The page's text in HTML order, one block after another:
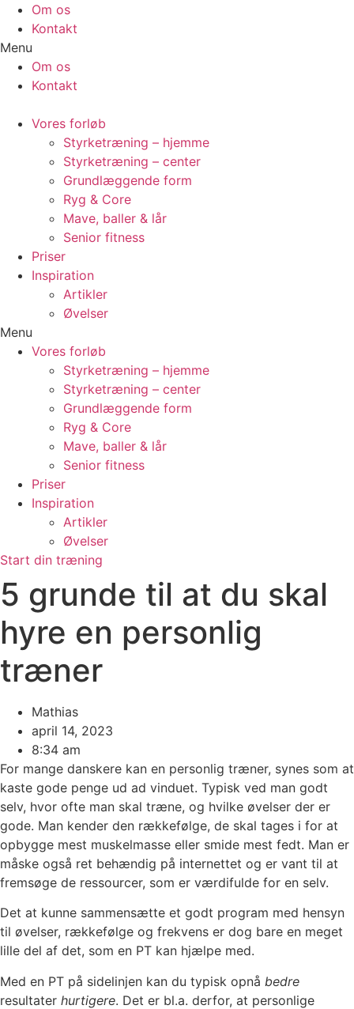
Videre
indhold
Om os
Kontakt
Menu
Om os
Kontakt
Vores forløb
Styrketræning – hjemme
Styrketræning – center
Grundlæggende form
Ryg & Core
Mave, baller & lår
Senior fitness
Priser
Inspiration
Artikler
Øvelser
Menu
Vores forløb
Styrketræning – hjemme
Styrketræning – center
Grundlæggende form
Ryg & Core
Mave, baller & lår
Senior fitness
Priser
Inspiration
Artikler
Øvelser
Start din træning
5 grunde til at du skal
hyre en personlig
træner
Mathias
april 14, 2023
8:34 am
For mange danskere kan en personlig træner, synes som at
kaste gode penge ud ad vinduet. Typisk ved man godt
selv, hvor ofte man skal træne, og hvilke øvelser der er
gode. Man kender den rækkefølge, de skal tages i for at
opbygge mest muskelmasse eller smide mest fedt. Man er
måske også ret behændig på internettet og er vant til at
fremsøge de ressourcer, som er værdifulde for en selv.
Det at kunne sammensætte et godt program med hensyn
til øvelser, rækkefølge og frekvens er dog bare en meget
lille del af det, som en PT kan hjælpe med.
Med en PT på sidelinjen kan du typisk opnå bedre
resultater hurtigere. Det er bl.a. derfor, at personlige